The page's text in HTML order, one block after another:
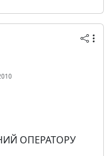
ОПЕРАТОРУ